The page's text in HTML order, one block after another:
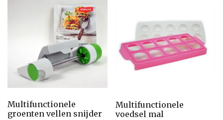
Multifunctionele
groenten vellen snijder
Multifunctionele
voedsel mal